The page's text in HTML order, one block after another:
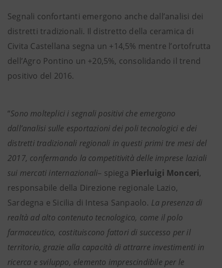
Segnali confortanti emergono anche dall’analisi dei
distretti tradizionali. Il distretto della ceramica di
Civita Castellana segna un +14,5% mentre l’ortofrutta
dell’Agro Pontino un +20,5%, consolidando il trend
positivo del 2016.
“Sono molteplici i segnali positivi che emergono
dall’analisi sulle esportazioni dei poli tecnologici e dei
distretti tradizionali regionali in questi primi tre mesi del
2017, confermando la competitività delle imprese laziali
sui mercati internazionali– spiega Pierluigi Monceri,
responsabile della Direzione regionale Lazio,
Sardegna e Sicilia di Intesa Sanpaolo. La presenza di
realtà ad alto contenuto tecnologico, come il polo
farmaceutico, costituiscono fattori di successo per il
territorio, grazie alla capacità di attrarre investimenti in
ricerca e sviluppo, elemento imprescindibile per le